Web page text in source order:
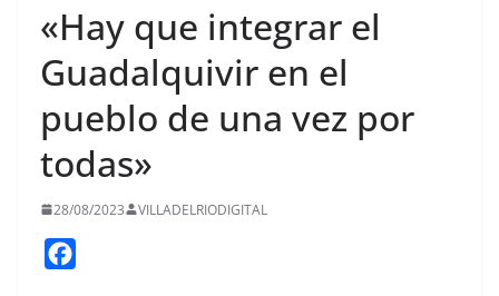
«Hay que integrar el
Guadalquivir en el
pueblo de una vez por
todas»
28/08/2023 VILLADELRIODIGITAL